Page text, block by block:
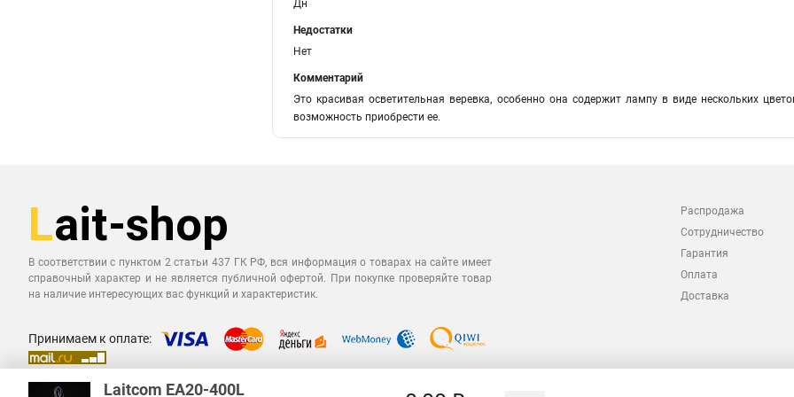
Дн
Недостатки
Нет
Комментарий
Это красивая осветительная веревка, особенно она содержит лампу в виде нескольких
возможность приобрести ее.
В соответствии с пунктом 2 статьи 437 ГК РФ, вся информация о товарах на сайте имеет
справочный характер и не является публичной офертой. При покупке проверяйте товар
на наличие интересующих вас функций и характеристик.
Распродажа
Сотрудничество
Гарантия
Оплата
Доставка
Принимаем к оплате:
Laitcom EA20-400L